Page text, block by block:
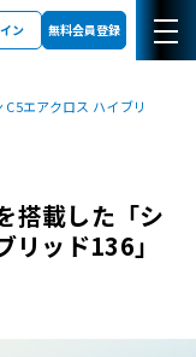
ン 無料会員登録
エアクロス ハイブリ
搭載した「シ
リッド136」